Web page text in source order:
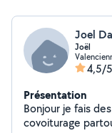
Joel
Joël
4,5/5
Présentation
Bonjour je fais
covoiturage